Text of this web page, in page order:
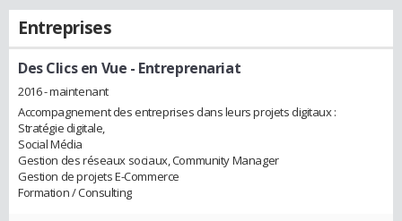
Entreprises
Des Clics en Vue - Entreprenariat
2016 - maintenant
Accompagnement des entreprises dans leurs projets digitaux :
Stratégie digitale,
Social Média
Gestion des réseaux sociaux, Community Manager
Gestion de projets E-Commerce
Formation / Consulting